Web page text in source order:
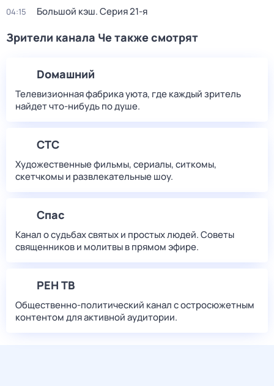
04:15 Большой кэш. Серия 21-я
Зрители канала Че также смотрят
Dомашний
Телевизионная фабрика уюта, где каждый зритель
найдет что‑нибудь по душе.
СТС
Художественные фильмы, сериалы, ситкомы,
скетчкомы и развлекательные шоу.
Спас
Канал о судьбах святых и простых людей. Советы
священников и молитвы в прямом эфире.
РЕН ТВ
Общественно-политический канал с остросюжетным
контентом для активной аудитории.